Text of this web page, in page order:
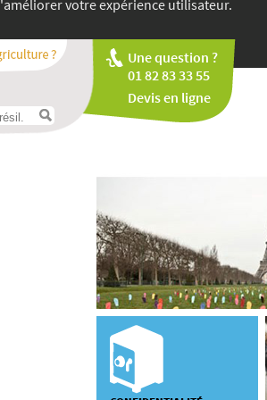
votre expérience utilisateur.
Une question ?
01 82 83 33 55
Devis en ligne